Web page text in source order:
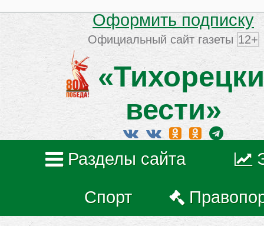
Оформить подписку
Официальный сайт газеты 12+
вести»
Разделы сайта
Спорт